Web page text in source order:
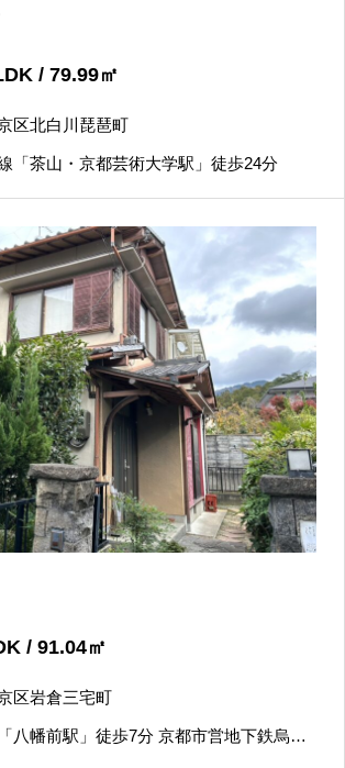
/ 79.99㎡
区北白川琵琶町
「茶山・京都芸術大学駅」徒歩24分
/ 91.04㎡
区岩倉三宅町
八幡前駅」徒歩7分 京都市営地下鉄烏丸